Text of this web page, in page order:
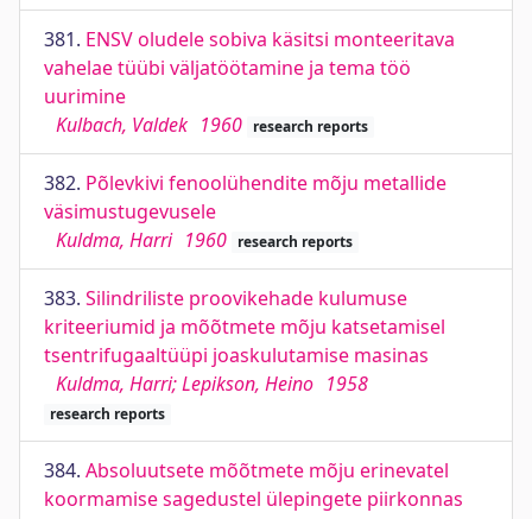
381. ENSV oludele sobiva käsitsi monteeritava
vahelae tüübi väljatöötamine ja tema töö
uurimine
Kulbach, Valdek 1960 research reports
382. Põlevkivi fenoolühendite mõju metallide
väsimustugevusele
Kuldma, Harri 1960 research reports
383. Silindriliste proovikehade kulumuse
kriteeriumid ja mõõtmete mõju katsetamisel
tsentrifugaaltüüpi joaskulutamise masinas
Kuldma, Harri; Lepikson, Heino 1958
research reports
384. Absoluutsete mõõtmete mõju erinevatel
koormamise sagedustel ülepingete piirkonnas